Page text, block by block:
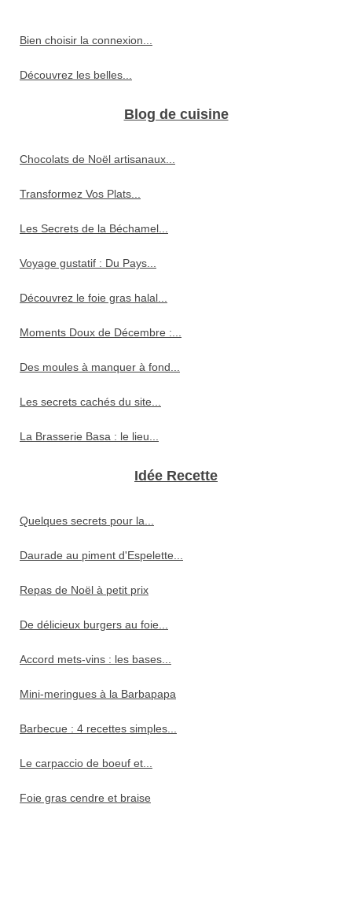
Bien choisir la connexion...
Découvrez les belles...
Blog de cuisine
Chocolats de Noël artisanaux...
Transformez Vos Plats...
Les Secrets de la Béchamel...
Voyage gustatif : Du Pays...
Découvrez le foie gras halal...
Moments Doux de Décembre :...
Des moules à manquer à fond...
Les secrets cachés du site...
La Brasserie Basa : le lieu...
Idée Recette
Quelques secrets pour la...
Daurade au piment d'Espelette...
Repas de Noël à petit prix
De délicieux burgers au foie...
Accord mets-vins : les bases...
Mini-meringues à la Barbapapa
Barbecue : 4 recettes simples...
Le carpaccio de boeuf et...
Foie gras cendre et braise